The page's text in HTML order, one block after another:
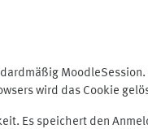
wird das Cookie
Es speichert den